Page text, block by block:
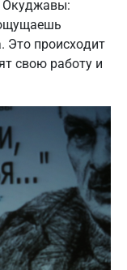
Окуджавы:
Это происходит
свою работу и